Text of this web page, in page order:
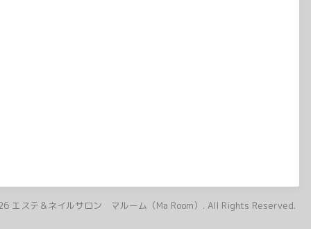
エステ＆ネイルサロン マルーム（Ma Room） . All Rights Reserved.